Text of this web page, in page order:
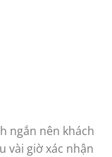
ngắn nên khách
vài giờ xác nhận